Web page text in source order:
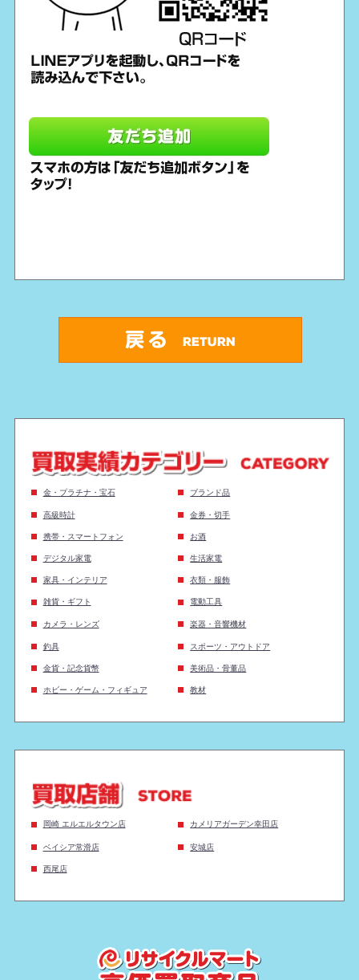
金・プラチナ・宝石 ブランド品
高級時計 金券・切手
携帯・スマートフォン お酒
デジタル家電 生活家電
家具・インテリア 衣類・服飾
雑貨・ギフト 電動工具
カメラ・レンズ 楽器・音響機材
釣具 スポーツ・アウトドア
金貨・記念貨幣 美術品・骨董品
ホビー・ゲーム・フィギュア 教材
岡崎 エルエルタウン店 カメリアガーデン幸田店
ベイシア常滑店 安城店
西尾店